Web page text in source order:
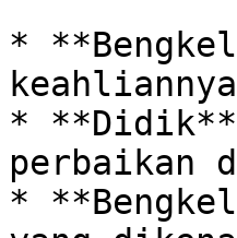
* **Bengkel
*
perbaikan
*